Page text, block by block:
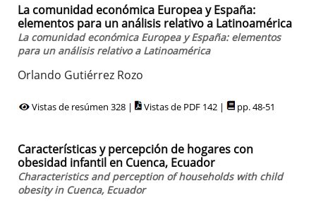
La comunidad económica Europea y España:
elementos para un análisis relativo a Latinoamérica
La comunidad económica Europea y España: elementos
para un análisis relativo a Latinoamérica
Orlando Gutiérrez Rozo
Vistas de resúmen 328 | Vistas de PDF 142 | pp. 48-51
Características y percepción de hogares con
obesidad infantil en Cuenca, Ecuador
Characteristics and perception of households with child
obesity in Cuenca, Ecuador